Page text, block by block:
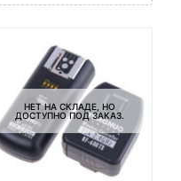
НЕТ НА СКЛАДЕ, НО
ДОСТУПНО ПОД ЗАКАЗ.